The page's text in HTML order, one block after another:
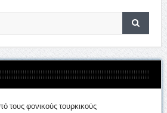
τους φονικούς τουρκικούς